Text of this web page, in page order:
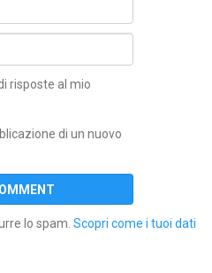
risposte al mio
di un nuovo
lo spam. Scopri come i tuoi dati